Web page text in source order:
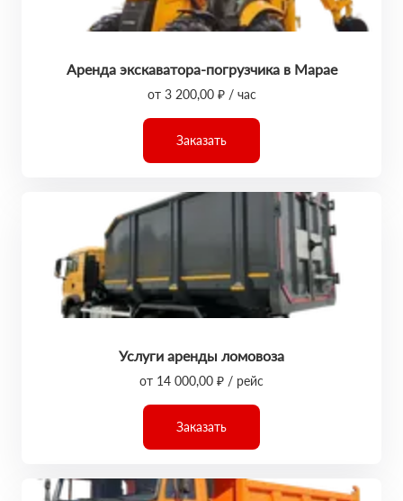
Аренда экскаватора-погрузчика в Марае
от 3 200,00 ₽ / час
Заказать
Услуги аренды ломовоза
от 14 000,00 ₽ / рейс
Заказать